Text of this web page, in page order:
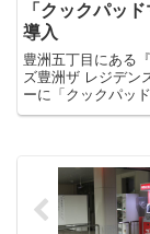
「クックパッ
導入
豊洲五丁目にある
ズ豊洲ザ レジデン
ーに「クックパッ
鮮宅配ボックス「
「初」とのことで
で受取可能な場所
ケ...